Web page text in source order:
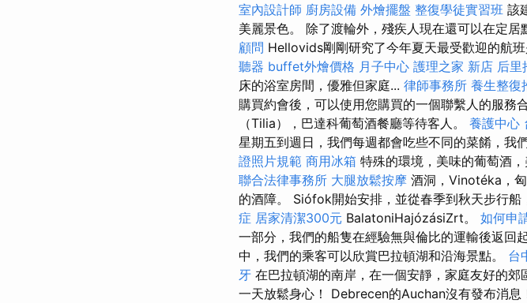
室內設計師 廚房設備 外燴擺盤 整復學徒實習班 該
美麗景色。 除了渡輪外，殘疾人現在還可以在定居
顧問 Hellovids剛剛研究了今年夏天最受歡迎的航班
聽器 buffet外燴價格 月子中心 護理之家 新店 后里
床的浴室房間，優雅但家庭... 律師事務所 養生整復
購買約會後，可以使用您購買的一個聯繫人的服務
（Tilia），巴達科葡萄酒餐廳等待客人。 養護中心
星期五到週日，我們每週都會吃些不同的菜餚，我
證照片規範 商用冰箱 特殊的環境，美味的葡萄酒，
聯合法律事務所 大腿放鬆按摩 酒洞，Vinotéka，
的酒障。 Siófok開始安排，並從春季到秋天步行船
症 居家清潔300元 BalatoniHajózásiZrt。 如何申
一部分，我們的船隻在經驗無與倫比的運輸後返回
中，我們的乘客可以欣賞巴拉頓湖和沿海景點。 台
牙 在巴拉頓湖的南岸，在一個安靜，家庭友好的
一天放鬆身心！ Debrecen的Auchan沒有發布消息